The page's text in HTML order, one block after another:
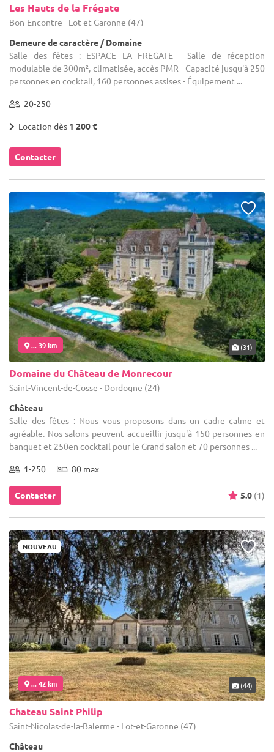
Les Hauts de la Frégate
Bon-Encontre - Lot-et-Garonne (47)
Demeure de caractère / Domaine
Salle des fêtes : ESPACE LA FREGATE - Salle de réception
modulable de 300m², climatisée, accès PMR - Capacité jusqu'à 250
personnes en cocktail, 160 personnes assises - Équipement ...
20-250
Location dès 1 200 €
Contacter
... 39 km (31)
Domaine du Château de Monrecour
Saint-Vincent-de-Cosse - Dordogne (24)
Château
Salle des fêtes : Nous vous proposons dans un cadre calme et
agréable. Nos salons peuvent accueillir jusqu'à 150 personnes en
banquet et 250en cocktail pour le Grand salon et 70 personnes ...
1-250 80 max
Contacter 5.0 (1)
NOUVEAU
... 42 km (44)
Chateau Saint Philip
Saint-Nicolas-de-la-Balerme - Lot-et-Garonne (47)
Château